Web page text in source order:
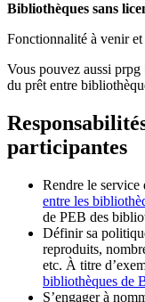
Bibliothèques sans
Fonctionnalité à venir et
Vous pouvez aussi prpg
du prêt entre
participantes
Rendre le service
entre les
de PEB des
Définir sa
reproduits,
etc. À titre
bibliothèques de
S’engager à